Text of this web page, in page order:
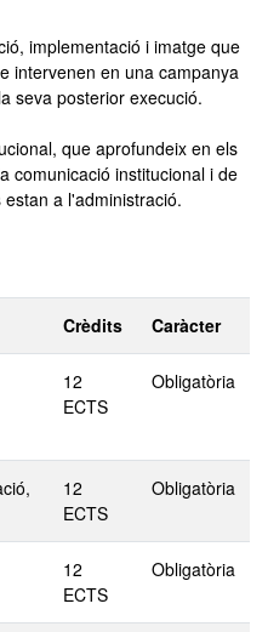
implementació i imatge que
intervenen en una campanya
seva posterior execució.
que aprofundeix en els
comunicació institucional i de
a l'administració.
Crèdits Caràcter
12
ECTS
Obligatòria
12
ECTS
Obligatòria
12
ECTS
Obligatòria